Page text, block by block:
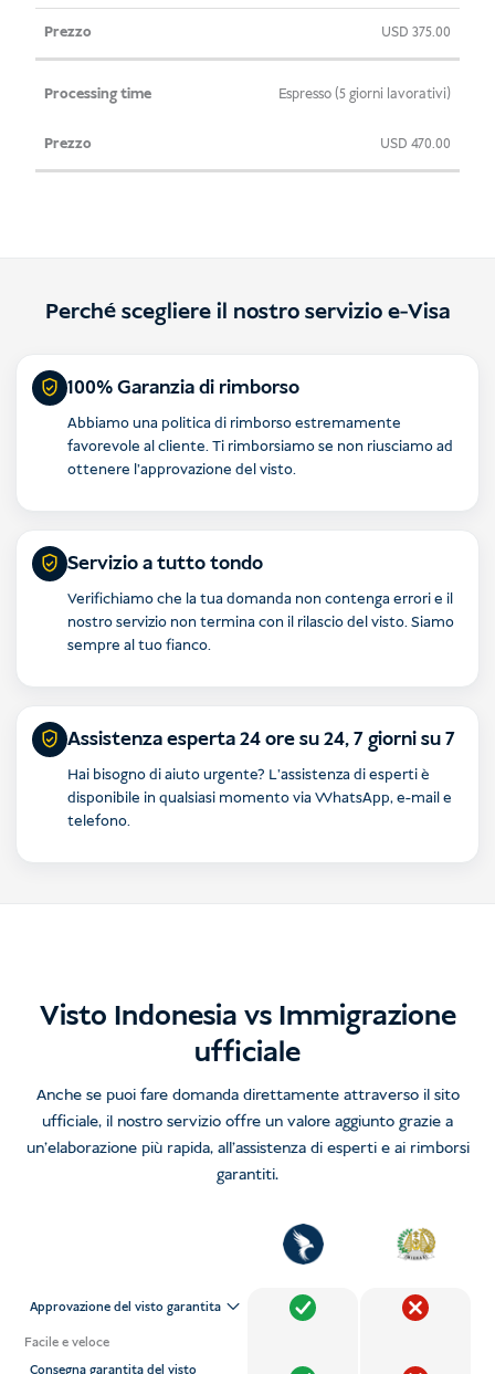
elaborazione
USD 375.00
Espresso (5 giorni lavorativi)
USD 470.00
Perché scegliere il nostro servizio e-Visa
100% Garanzia di rimborso
Abbiamo una politica di rimborso estremamente
favorevole al cliente. Ti rimborsiamo se non riusciamo ad
ottenere l'approvazione del visto.
Servizio a tutto tondo
Verifichiamo che la tua domanda non contenga errori e il
nostro servizio non termina con il rilascio del visto. Siamo
sempre al tuo fianco.
Assistenza esperta 24 ore su 24, 7 giorni su 7
Hai bisogno di aiuto urgente? L'assistenza di esperti è
disponibile in qualsiasi momento via WhatsApp, e-mail e
telefono.
Visto Indonesia vs Immigrazione
ufficiale
Anche se puoi fare domanda direttamente attraverso il sito
ufficiale, il nostro servizio offre un valore aggiunto grazie a
un'elaborazione più rapida, all'assistenza di esperti e ai rimborsi
garantiti.
Approvazione del visto garantita
Facile e veloce